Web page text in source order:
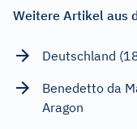
Weitere Artikel aus
Deutschland
Benedetto da
Aragon